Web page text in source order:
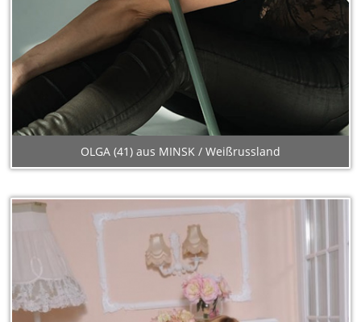
OLGA (41) aus MINSK / Weißrussland